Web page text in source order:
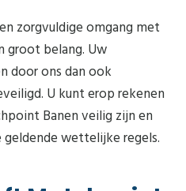
zorgvuldige omgang met
groot belang. Uw
door ons dan ook
U kunt erop rekenen
Banen veilig zijn en
wettelijke regels.